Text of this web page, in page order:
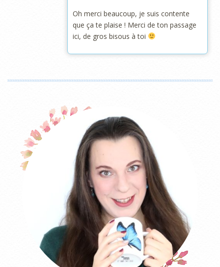
Oh merci beaucoup, je suis contente
que ça te plaise ! Merci de ton passage
ici, de gros bisous à toi